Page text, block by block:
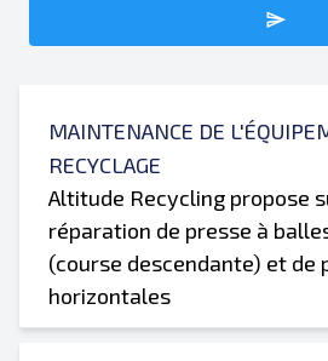
MAINTENANCE DE
RECYCLAGE
Altitude Recycling propose
réparation de presse à
(course descendante) et de
horizontales